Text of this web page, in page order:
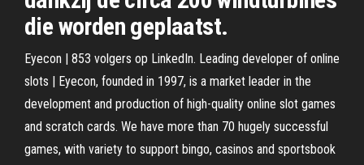
die worden geplaatst.
Eyecon | 853 volgers op LinkedIn. Leading developer of online
slots | Eyecon, founded in 1997, is a market leader in the
development and production of high-quality online slot games
and scratch cards. We have more than 70 hugely successful
games, with variety to support bingo, casinos and sportsbook